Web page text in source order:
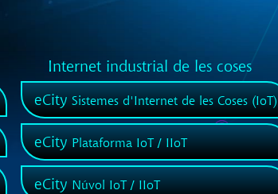
Internet industrial de les coses
eCitySistemes d'Internet de les Coses (IoT)
eCityPlataforma IoT / IIoT
eCityNúvol IoT / IIoT